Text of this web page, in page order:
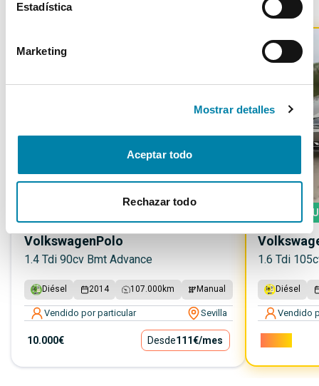
Estadística
Marketing
Mostrar detalles
Aceptar todo
Rechazar todo
VolkswagenPolo
1.4 Tdi 90cv Bmt Advance
Diésel 2014 107.000 km Manual
Vendido por particular Sevilla
10.000€ Desde111€/mes
1.6 Tdi
Diésel
Vendido